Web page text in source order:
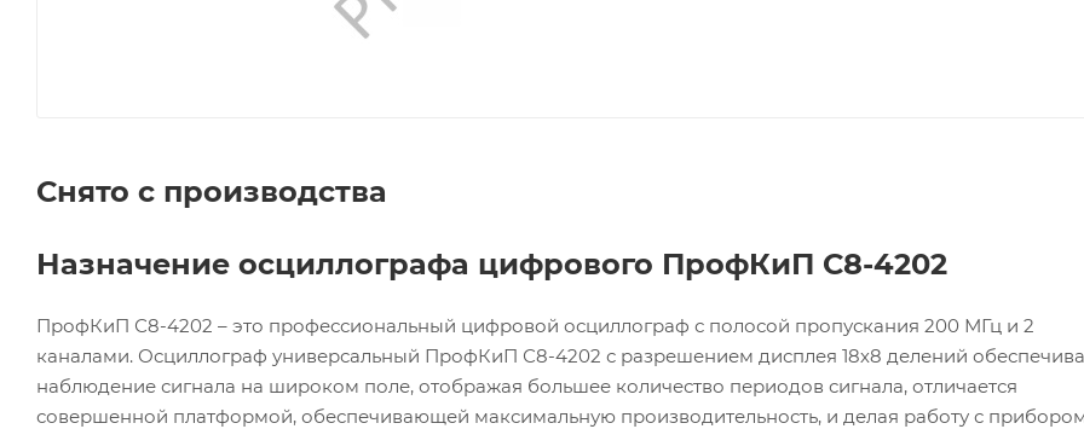
Снято с производства
Назначение осциллографа цифрового ПрофКиП С8-4202
ПрофКиП С8-4202 – это профессиональный цифровой осциллограф с полосой пропускания 200 МГц и 2
каналами. Осциллограф универсальный ПрофКиП С8-4202 с разрешением дисплея 18х8 делений
наблюдение сигнала на широком поле, отображая большее количество периодов сигнала, отличается
совершенной платформой, обеспечивающей максимальную производительность, и делая работу с